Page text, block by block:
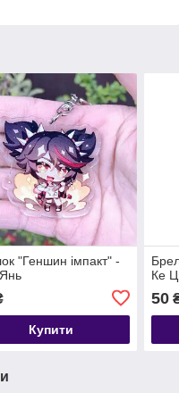
"Геншин імпакт" -
Купити
Ке
50